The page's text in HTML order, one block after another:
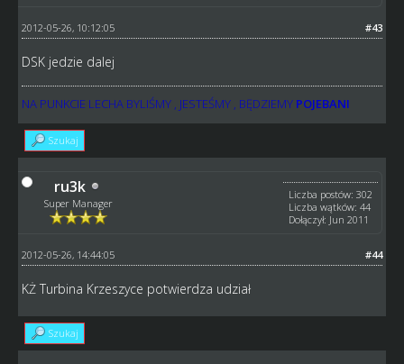
#43
2012-05-26, 10:12:05
DSK jedzie dalej
NA PUNKCIE LECHA BYLIŚMY , JESTEŚMY , BĘDZIEMY POJEBANI
Szukaj
ru3k
Super Manager
Liczba postów: 302
Liczba wątków: 44
Dołączył: Jun 2011
#44
2012-05-26, 14:44:05
KŻ Turbina Krzeszyce potwierdza udział
Szukaj